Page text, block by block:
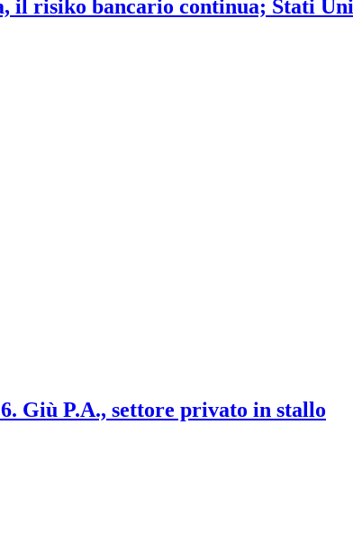
il risiko bancario continua; Stati
Giù P.A., settore privato in stallo